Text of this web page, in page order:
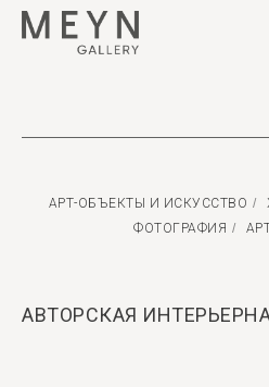
АРТ-ОБЪЕКТЫ И ИСКУССТВО /
ФОТОГРАФИЯ /
АВТОРСКАЯ